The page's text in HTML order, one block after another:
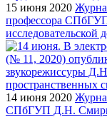
15 июня 2020
профессора СПбГУП
исследовательской
14 июня 2020
СПбГУП Д.Н.